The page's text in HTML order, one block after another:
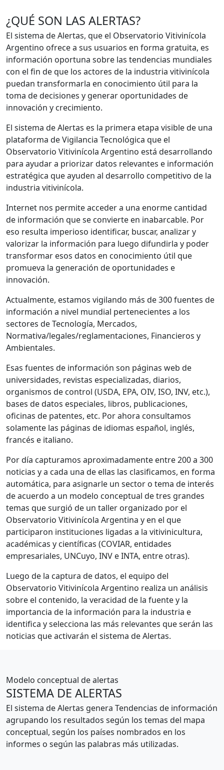
entradas
¿QUÉ SON LAS ALERTAS?
El sistema de Alertas, que el Observatorio Vitivinícola
Argentino ofrece a sus usuarios en forma gratuita, es
información oportuna sobre las tendencias mundiales
con el fin de que los actores de la industria vitivinícola
puedan transformarla en conocimiento útil para la
toma de decisiones y generar oportunidades de
innovación y crecimiento.
El sistema de Alertas es la primera etapa visible de una
plataforma de Vigilancia Tecnológica que el
Observatorio Vitivinícola Argentino está desarrollando
para ayudar a priorizar datos relevantes e información
estratégica que ayuden al desarrollo competitivo de la
industria vitivinícola.
Internet nos permite acceder a una enorme cantidad
de información que se convierte en inabarcable. Por
eso resulta imperioso identificar, buscar, analizar y
valorizar la información para luego difundirla y poder
transformar esos datos en conocimiento útil que
promueva la generación de oportunidades e
innovación.
Actualmente, estamos vigilando más de 300 fuentes de
información a nivel mundial pertenecientes a los
sectores de Tecnología, Mercados,
Normativa/legales/reglamentaciones, Financieros y
Ambientales.
Esas fuentes de información son páginas web de
universidades, revistas especializadas, diarios,
organismos de control (USDA, EPA, OIV, ISO, INV, etc.),
bases de datos especiales, libros, publicaciones,
oficinas de patentes, etc. Por ahora consultamos
solamente las páginas de idiomas español, inglés,
francés e italiano.
Por día capturamos aproximadamente entre 200 a 300
noticias y a cada una de ellas las clasificamos, en forma
automática, para asignarle un sector o tema de interés
de acuerdo a un modelo conceptual de tres grandes
temas que surgió de un taller organizado por el
Observatorio Vitivinícola Argentina y en el que
participaron instituciones ligadas a la vitivinicultura,
académicas y científicas (COVIAR, entidades
empresariales, UNCuyo, INV e INTA, entre otras).
Luego de la captura de datos, el equipo del
Observatorio Vitivinícola Argentino realiza un análisis
sobre el contenido, la veracidad de la fuente y la
importancia de la información para la industria e
identifica y selecciona las más relevantes que serán las
noticias que activarán el sistema de Alertas.
Modelo conceptual de alertas
SISTEMA DE ALERTAS
El sistema de Alertas genera Tendencias de información
agrupando los resultados según los temas del mapa
conceptual, según los países nombrados en los
informes o según las palabras más utilizadas.